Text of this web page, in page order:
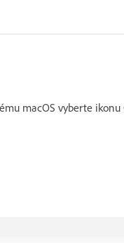
macOS vyberte ikonu